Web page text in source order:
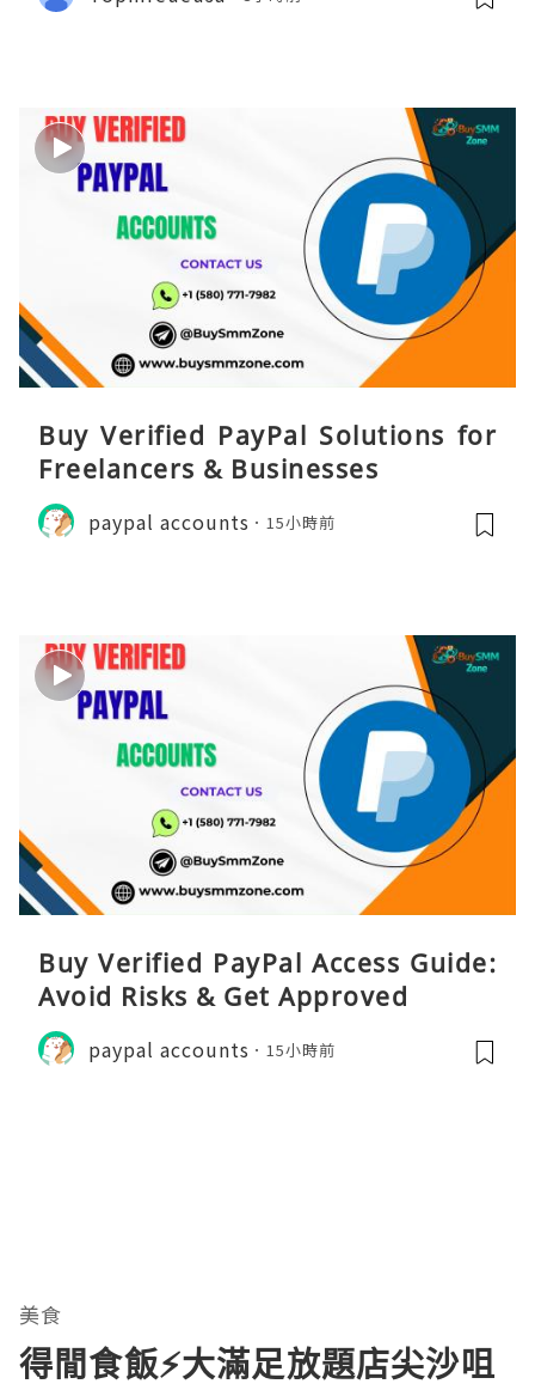
Buy Verified PayPal Solutions for
Freelancers & Businesses
paypal accounts 15小時前
Buy Verified PayPal Access Guide:
Avoid Risks & Get Approved
paypal accounts 15小時前
美食
得閒食飯⚡大滿足放題店尖沙咀